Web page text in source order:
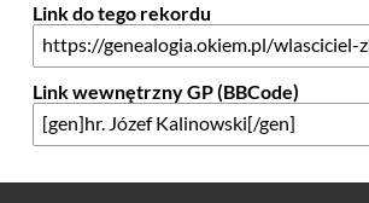
Link do tego rekordu
Link wewnętrzny GP (BBCode)